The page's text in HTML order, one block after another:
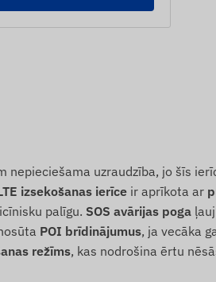
uzraudzība, jo šīs
izsekošanas ierīce ir aprīkota ar
palīgu. SOS avārijas poga
POI brīdinājumus, ja vecāka
režīms, kas nodrošina ērtu